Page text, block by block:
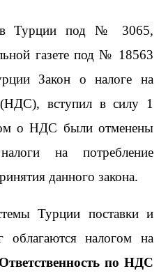
Турции под № 3065,
газете под № 18563
Закон о налоге на
(НДС), вступил в силу 1
о НДС были отменены
на потребление
данного закона.
Турции поставки и
облагаются налогом на
Ответственность по НДС